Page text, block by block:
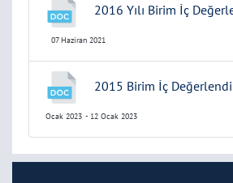
2016 Yılı Birim İç
07 Haziran 2021
2015 Birim İç
Ocak 2023 - 12 Ocak 2023